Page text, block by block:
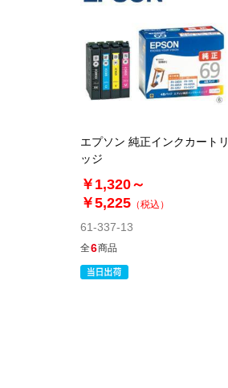
エプソン 純正インクカートリ
ッジ
￥1,320～
￥5,225 （税込）
61-337-13
全6商品